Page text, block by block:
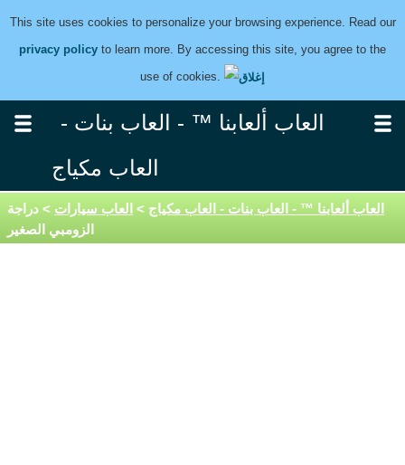
This site uses cookies to personalize your browsing experience. Read our
privacy policy to learn more. By accessing this site, you agree to the
use of cookies.
العاب ألعابنا ™ - العاب بنات -
العاب مكياج
العاب ألعابنا ™ - العاب بنات - العاب مكياج > العاب سيارات > دراجة
الزومبي الصغير